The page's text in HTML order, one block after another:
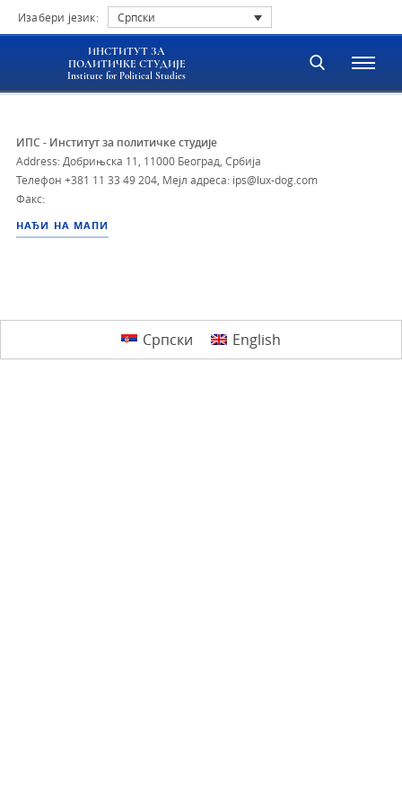
Изабери језик: Српски
ИНСТИТУТ ЗА
ПОЛИТИЧКЕ СТУДИЈЕ
Institute for Political Studies
ИПС - Институт за политичке студије
Address: Добрињска 11, 11000 Београд, Србија
Телефон +381 11 33 49 204 Мејл адреса: ips@lux-dog.com
Факс:
НАЂИ НА МАПИ
Српски English